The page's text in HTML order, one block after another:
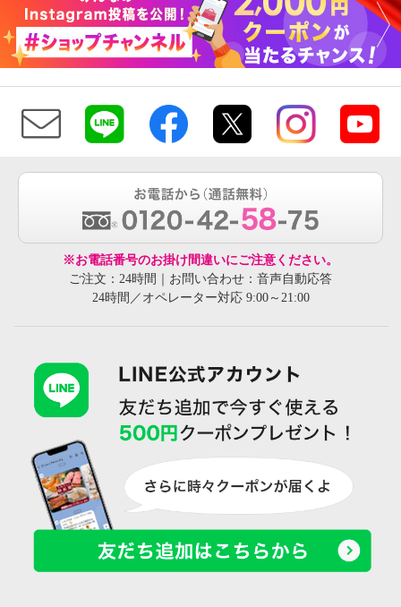
※お電話番号のお掛け間違いにご注意ください。
ご注文：24時間｜お問い合わせ：音声自動応答
24時間／オペレーター対応 9:00～21:00